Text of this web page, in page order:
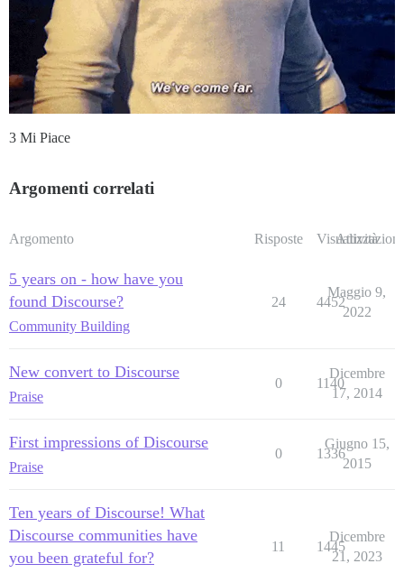
3 Mi Piace
Argomenti correlati
Argomento Risposte Visualizzazioni
Attività
5 years on - how have you
found Discourse?
Community Building
24 4452
Maggio 9,
2022
New convert to Discourse
Praise
0 1140
Dicembre
17, 2014
First impressions of Discourse
Praise
0 1336
Giugno 15,
2015
Ten years of Discourse! What
Discourse communities have
you been grateful for?
11 1445
Dicembre
21, 2023